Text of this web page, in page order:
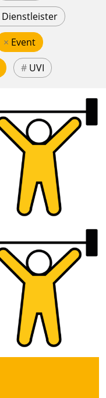
Dienstleister
× Event
# UVI